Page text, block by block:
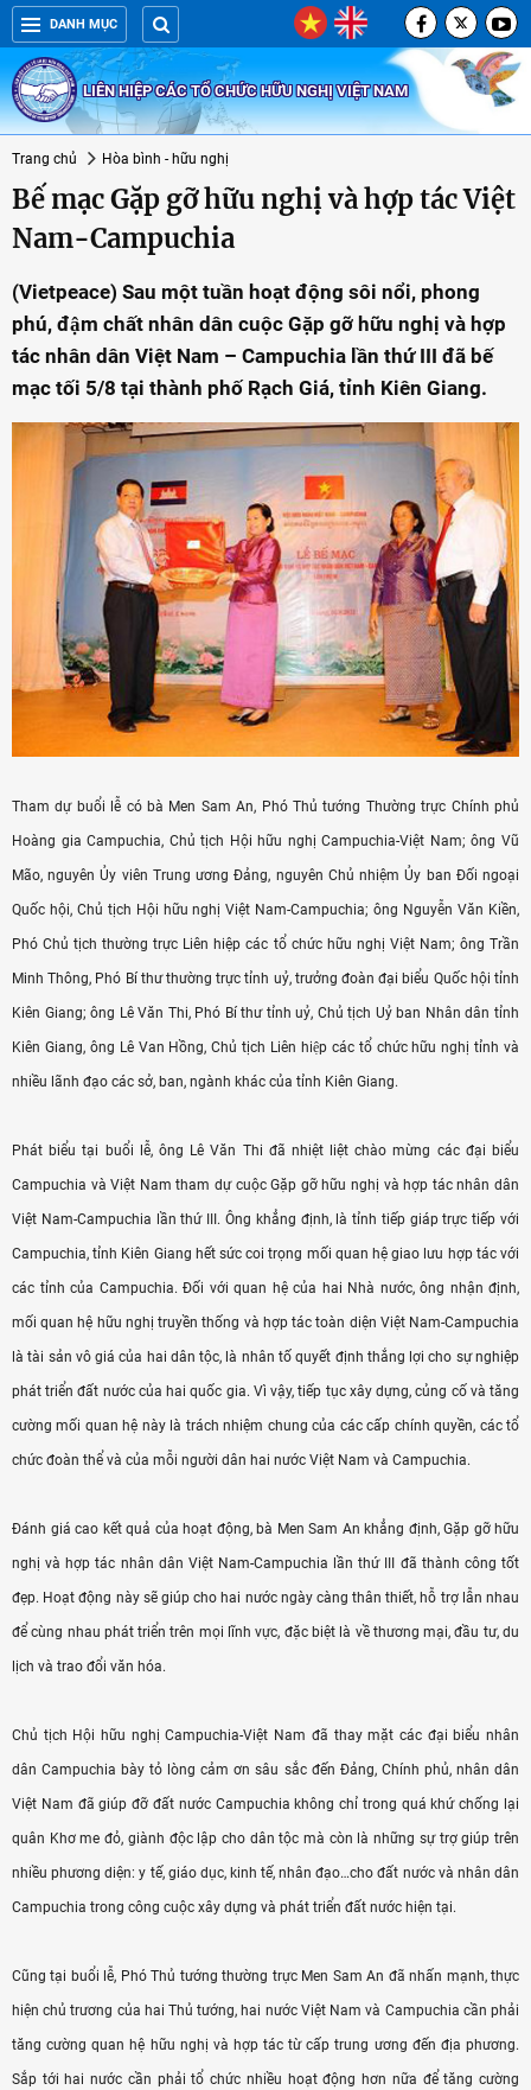
DANH MỤC
LIÊN HIỆP CÁC TỔ CHỨC HỮU NGHỊ VIỆT NAM
Trang chủ Hòa bình - hữu nghị
Bế mạc Gặp gỡ hữu nghị và hợp tác Việt
Nam-Campuchia
(Vietpeace) Sau một tuần hoạt động sôi nổi, phong
phú, đậm chất nhân dân cuộc Gặp gỡ hữu nghị và hợp
tác nhân dân Việt Nam – Campuchia lần thứ III đã bế
mạc tối 5/8 tại thành phố Rạch Giá, tỉnh Kiên Giang.
Tham dự buổi lễ có bà Men Sam An, Phó Thủ tướng Thường trực Chính phủ
Hoàng gia Campuchia, Chủ tịch Hội hữu nghị Campuchia-Việt Nam; ông Vũ
Mão, nguyên Ủy viên Trung ương Đảng, nguyên Chủ nhiệm Ủy ban Đối ngoại
Quốc hội, Chủ tịch Hội hữu nghị Việt Nam-Campuchia; ông Nguyễn Văn Kiền,
Phó Chủ tịch thường trực Liên hiệp các tổ chức hữu nghị Việt Nam; ông Trần
Minh Thông, Phó Bí thư thường trực tỉnh uỷ, trưởng đoàn đại biểu Quốc hội tỉnh
Kiên Giang; ông Lê Văn Thi, Phó Bí thư tỉnh uỷ, Chủ tịch Uỷ ban Nhân dân tỉnh
Kiên Giang, ông Lê Van Hồng, Chủ tịch Liên hiệp các tổ chức hữu nghị tỉnh và
nhiều lãnh đạo các sở, ban, ngành khác của tỉnh Kiên Giang.
Phát biểu tại buổi lễ, ông Lê Văn Thi đã nhiệt liệt chào mừng các đại biểu
Campuchia và Việt Nam tham dự cuộc Gặp gỡ hữu nghị và hợp tác nhân dân
Việt Nam-Campuchia lần thứ III. Ông khẳng định, là tỉnh tiếp giáp trực tiếp với
Campuchia, tỉnh Kiên Giang hết sức coi trọng mối quan hệ giao lưu hợp tác với
các tỉnh của Campuchia. Đối với quan hệ của hai Nhà nước, ông nhận định,
mối quan hệ hữu nghị truyền thống và hợp tác toàn diện Việt Nam-Campuchia
là tài sản vô giá của hai dân tộc, là nhân tố quyết định thắng lợi cho sự nghiệp
phát triển đất nước của hai quốc gia. Vì vậy, tiếp tục xây dựng, củng cố và tăng
cường mối quan hệ này là trách nhiệm chung của các cấp chính quyền, các tổ
chức đoàn thể và của mỗi người dân hai nước Việt Nam và Campuchia.
Đánh giá cao kết quả của hoạt động, bà Men Sam An khẳng định, Gặp gỡ hữu
nghị và hợp tác nhân dân Việt Nam-Campuchia lần thứ III đã thành công tốt
đẹp. Hoạt động này sẽ giúp cho hai nước ngày càng thân thiết, hỗ trợ lẫn nhau
để cùng nhau phát triển trên mọi lĩnh vực, đặc biệt là về thương mại, đầu tư, du
lịch và trao đổi văn hóa.
Chủ tịch Hội hữu nghị Campuchia-Việt Nam đã thay mặt các đại biểu nhân
dân Campuchia bày tỏ lòng cảm ơn sâu sắc đến Đảng, Chính phủ, nhân dân
Việt Nam đã giúp đỡ đất nước Campuchia không chỉ trong quá khứ chống lại
quân Khơ me đỏ, giành độc lập cho dân tộc mà còn là những sự trợ giúp trên
nhiều phương diện: y tế, giáo dục, kinh tế, nhân đạo…cho đất nước và nhân dân
Campuchia trong công cuộc xây dựng và phát triển đất nước hiện tại.
Cũng tại buổi lễ, Phó Thủ tướng thường trực Men Sam An đã nhấn mạnh, thực
hiện chủ trương của hai Thủ tướng, hai nước Việt Nam và Campuchia cần phải
tăng cường quan hệ hữu nghị và hợp tác từ cấp trung ương đến địa phương.
Sắp tới hai nước cần phải tổ chức nhiều hoạt động hơn nữa để tăng cường